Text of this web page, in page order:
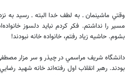
وقتي ماشينمان ـ به لطف خدا البته ـ رسيد به
مسير را نداشتم. فكر كردم نبايد دلسوز
بشوم. حاشيه زياد رفتم، خانواده خانه نبودند!
دانشگاه شريف مراسمي در چيذر و سر مزار
بودند. رهبر انقلاب اول رفته‌اند خانه شهيد